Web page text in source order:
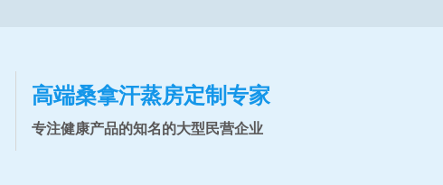
高端桑拿汗蒸房定制专家
专注健康产品的知名的大型民营企业